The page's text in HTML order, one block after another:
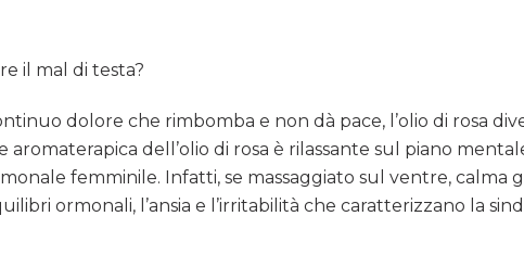
il mal di testa?
dolore che rimbomba e non dà pace, l’olio di rosa
dell’olio di rosa è rilassante sul piano
femminile. Infatti, se massaggiato sul ventre, calma
ormonali, l’ansia e l’irritabilità che caratterizzano la